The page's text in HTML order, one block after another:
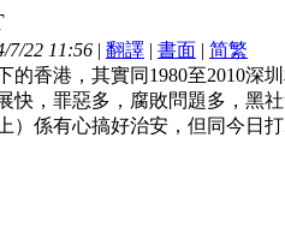
7/22 11:56 | 翻譯 | 書面 | 简繁
的香港，其實同1980至2010深
快，罪惡多，腐敗問題多，黑
）係有心搞好治安，但同今日